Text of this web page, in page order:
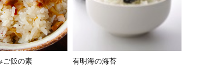
ご飯の素 有明海の海苔